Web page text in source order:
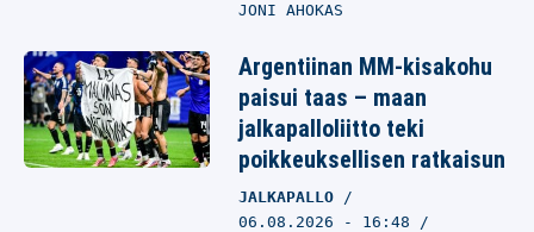
JONI AHOKAS
Argentiinan MM-kisakohu
paisui taas – maan
jalkapalloliitto teki
poikkeuksellisen ratkaisun
JALKAPALLO
06.08.2026 - 16:48